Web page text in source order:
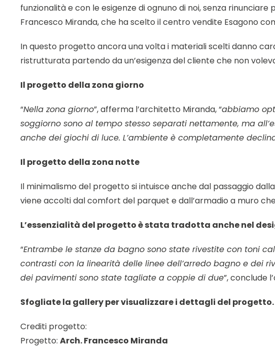
funzionalità e con le esigenze di ognuno di noi, senza
Francesco Miranda, che ha scelto il centro vendite Esagono
In questo progetto ancora una volta i materiali scelti danno
ristrutturata partendo da un’esigenza del cliente che non
Il progetto della zona giorno
“Nella zona giorno”, afferma l’architetto Miranda, “abbiamo
soggiorno sono al tempo stesso separati nettamente, ma
anche dei giochi di luce. L’ambiente è completamente
Il progetto della zona notte
Il minimalismo del progetto si intuisce anche dal passaggio
viene accolti dal comfort del parquet e dall’armadio a muro
L’essenzialità del progetto è stata tradotta anche nel
“Entrambe le stanze da bagno sono state rivestite con toni
contrasti con la linearità delle linee dell’arredo bagno e dei
dei pavimenti sono state tagliate a coppie di due”, conclude
Sfogliate la gallery per visualizzare i dettagli del progetto.
Crediti progetto:
Progetto: Arch. Francesco Miranda